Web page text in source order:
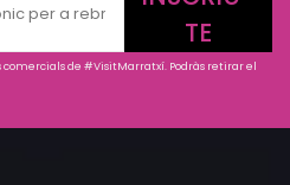
TE
de #VisitMarratxí. Podràs retirar el